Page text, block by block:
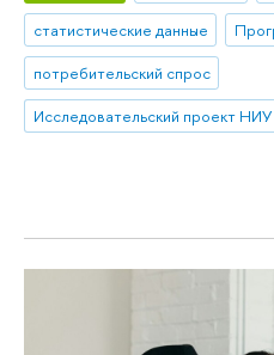
статистические данные
потребительский спрос